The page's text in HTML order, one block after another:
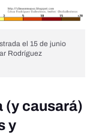
el 15 de junio
Rodríguez
(y causará)
y